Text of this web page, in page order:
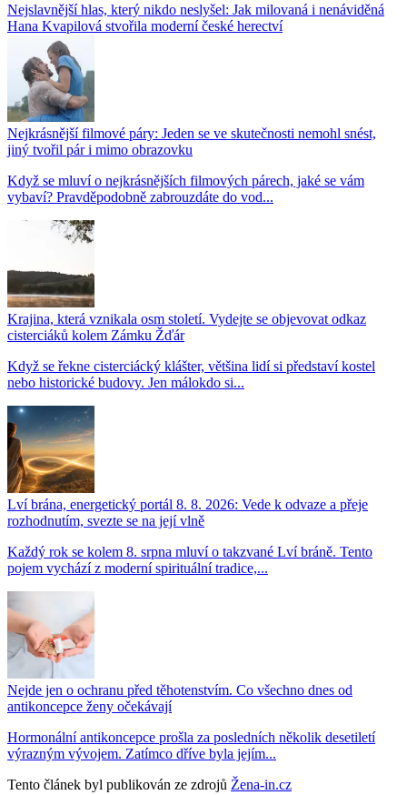
Nejslavnější hlas, který nikdo neslyšel: Jak milovaná i nenáviděná
Hana Kvapilová stvořila moderní české herectví
Nejkrásnější filmové páry: Jeden se ve skutečnosti nemohl snést,
jiný tvořil pár i mimo obrazovku
Když se mluví o nejkrásnějších filmových párech, jaké se vám
vybaví? Pravděpodobně zabrouzdáte do vod...
Krajina, která vznikala osm století. Vydejte se objevovat odkaz
cisterciáků kolem Zámku Žďár
Když se řekne cisterciácký klášter, většina lidí si představí kostel
nebo historické budovy. Jen málokdo si...
Lví brána, energetický portál 8. 8. 2026: Vede k odvaze a přeje
rozhodnutím, svezte se na její vlně
Každý rok se kolem 8. srpna mluví o takzvané Lví bráně. Tento
pojem vychází z moderní spirituální tradice,...
Nejde jen o ochranu před těhotenstvím. Co všechno dnes od
antikoncepce ženy očekávají
Hormonální antikoncepce prošla za posledních několik desetiletí
výrazným vývojem. Zatímco dříve byla jejím...
Tento článek byl publikován ze zdrojů Žena-in.cz